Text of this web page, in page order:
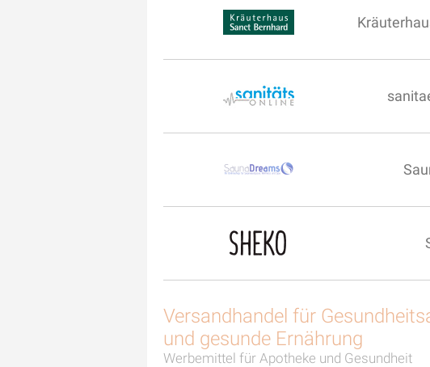
Versandhandel für
und gesunde Ernährung
Werbemittel für Apotheke und Gesundheit